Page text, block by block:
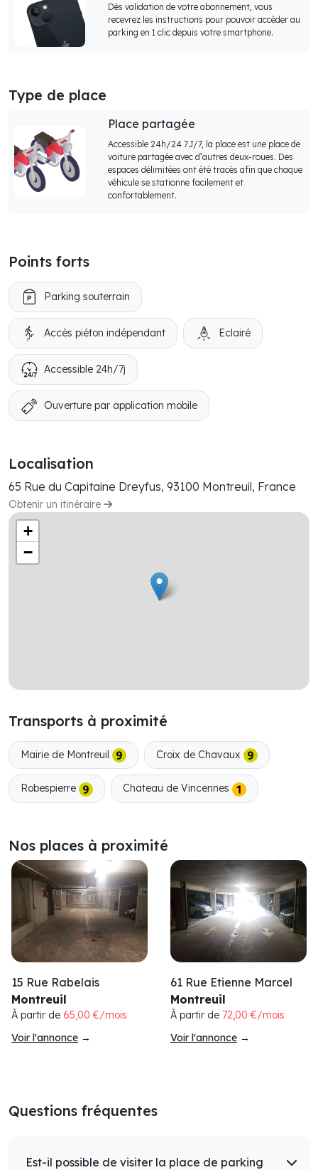
Dès validation de votre abonnement, vous
recevrez les instructions pour pouvoir accéder au
parking en 1 clic depuis votre smartphone.
Type de place
Place partagée
Accessible 24h/24 7J/7, la place est une place de
voiture partagée avec d’autres deux-roues. Des
espaces délimitées ont été tracés afin que chaque
véhicule se stationne facilement et
confortablement.
Points forts
Parking souterrain
Accès piéton indépendant Eclairé
Accessible 24h/7j
Ouverture par application mobile
Localisation
65 Rue du Capitaine Dreyfus, 93100 Montreuil, France
Obtenir un itinéraire
+
−
Transports à proximité
Mairie de Montreuil Croix de Chavaux
Robespierre Chateau de Vincennes
Nos places à proximité
15 Rue Rabelais
Montreuil
À partir de 65,00 €/mois
Voir l'annonce →
61 Rue Etienne Marcel
Montreuil
À partir de 72,00 €/mois
Voir l'annonce →
Questions fréquentes
Est-il possible de visiter la place de parking